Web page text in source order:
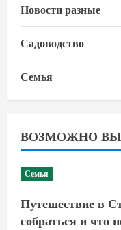
Новости разные
Садоводство
Семья
ВОЗМОЖНО
Семья
Путешествие в
собраться и что